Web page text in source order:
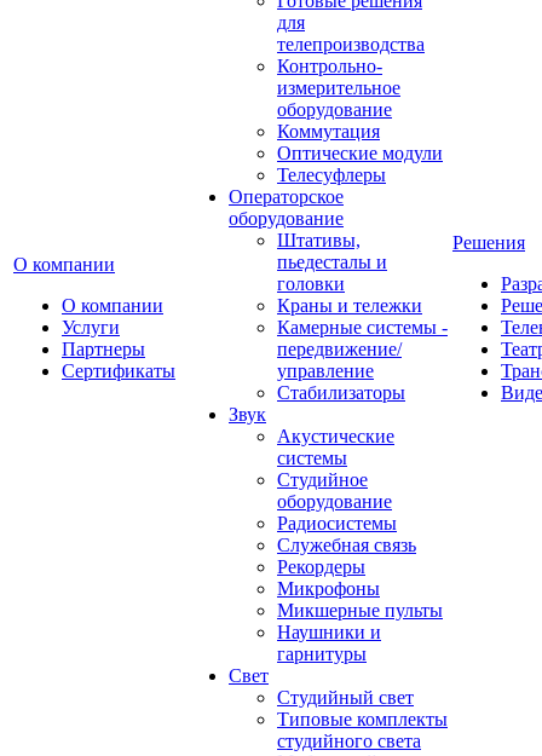
О компании
О компании
Услуги
Партнеры
Сертификаты
для
телепроизводства
Контрольно-
измерительное
оборудование
Коммутация
Оптические модули
Телесуфлеры
Операторское
оборудование
Штативы,
пьедесталы и
головки
Краны и тележки
Камерные системы -
передвижение/
управление
Стабилизаторы
Звук
Акустические
системы
Студийное
оборудование
Радиосистемы
Служебная связь
Рекордеры
Микрофоны
Микшерные пульты
Наушники и
гарнитуры
Свет
Студийный свет
Типовые комплекты
студийного света
Решения